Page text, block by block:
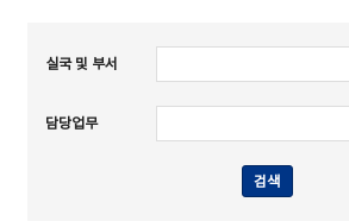
실국 및 부서
담당업무